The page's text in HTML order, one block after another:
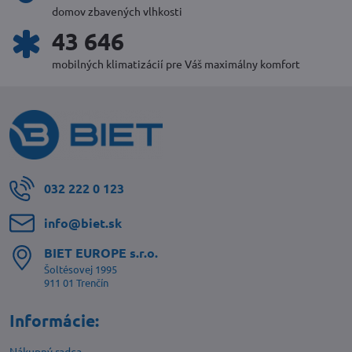
domov zbavených vlhkosti
47 100
mobilných klimatizácií pre Váš maximálny komfort
032 222 0 123
info​@biet​.sk
BIET EUROPE s​.r​.o​.
Šoltésovej 1995
911 01 Trenčín
Informácie: